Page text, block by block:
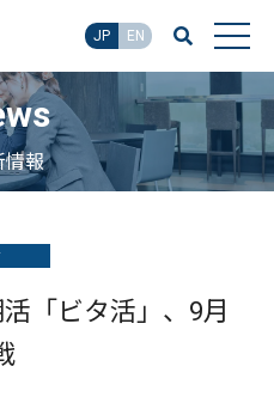
JP EN
情報
「ビタ活」、9月